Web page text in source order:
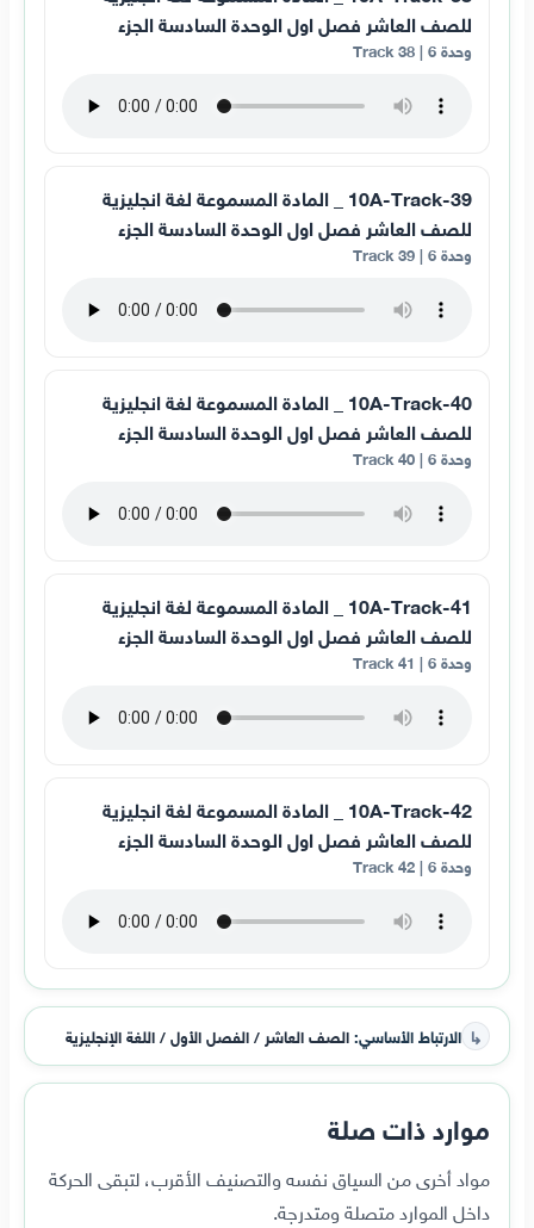
للصف العاشر فصل اول الوحدة السادسة الجزء
وحدة 6 | Track 38
10A-Track-39 _ المادة المسموعة لغة انجليزية
للصف العاشر فصل اول الوحدة السادسة الجزء
وحدة 6 | Track 39
10A-Track-40 _ المادة المسموعة لغة انجليزية
للصف العاشر فصل اول الوحدة السادسة الجزء
وحدة 6 | Track 40
10A-Track-41 _ المادة المسموعة لغة انجليزية
للصف العاشر فصل اول الوحدة السادسة الجزء
وحدة 6 | Track 41
10A-Track-42 _ المادة المسموعة لغة انجليزية
للصف العاشر فصل اول الوحدة السادسة الجزء
وحدة 6 | Track 42
↳ الارتباط الأساسي:الصف العاشر / الفصل الأول / اللغة الإنجليزية
موارد ذات صلة
مواد أخرى من السياق نفسه والتصنيف الأقرب، لتبقى الحركة
داخل الموارد متصلة ومتدرجة.